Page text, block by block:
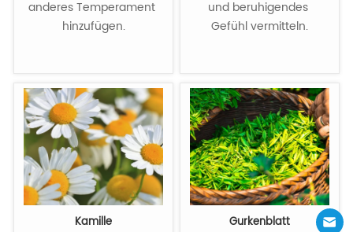
anderes Temperament
hinzufügen.
und beruhigendes
Gefühl vermitteln.
Kamille Gurkenblatt